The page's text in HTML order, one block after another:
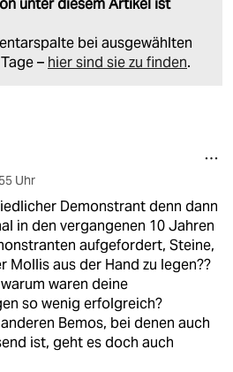
unter diesem Artikel ist
bei ausgewählten
– hier sind sie zu finden.
Uhr
Demonstrant denn dann
in den vergangenen 10 Jahren
aufgefordert, Steine,
Mollis aus der Hand zu legen??
waren deine
so wenig erfolgreich?
Bemos, bei denen auch
ist, geht es doch auch